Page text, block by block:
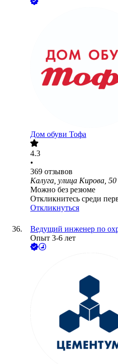
Дом обуви Тофа
4.3
•
369 отзывов
Калуга, улица Кирова, 50
Можно без резюме
Откликнитесь среди
Откликнуться
Ведущий инженер по
Опыт 3-6 лет